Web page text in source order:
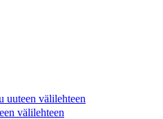
uuteen välilehteen
välilehteen